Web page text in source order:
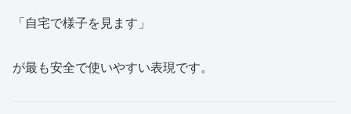
「自宅で様子を見ます」
が最も安全で使いやすい表現です。